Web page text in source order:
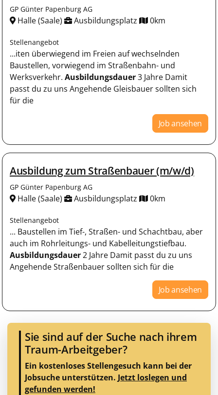
GP Günter Papenburg AG
Halle (Saale) Ausbildungsplatz 0km
Stellenangebot
...iten überwiegend im Freien auf wechselnden
Baustellen, vorwiegend im Straßenbahn- und
Werksverkehr. Ausbildungsdauer3 Jahre Damit
passt du zu uns Angehende Gleisbauer sollten sich
für die
Job ansehen
Ausbildung zum Straßenbauer (m/w/d)
GP Günter Papenburg AG
Halle (Saale) Ausbildungsplatz 0km
Stellenangebot
... Baustellen im Tief-, Straßen- und Schachtbau, aber
auch im Rohrleitungs- und Kabelleitungstiefbau.
Ausbildungsdauer2 Jahre Damit passt du zu uns
Angehende Straßenbauer sollten sich für die
Job ansehen
Sie sind auf der Suche nach ihrem
Traum-Arbeitgeber?
Ein kostenloses Stellengesuch kann bei der
Jobsuche unterstützen. Jetzt loslegen und
gefunden werden!